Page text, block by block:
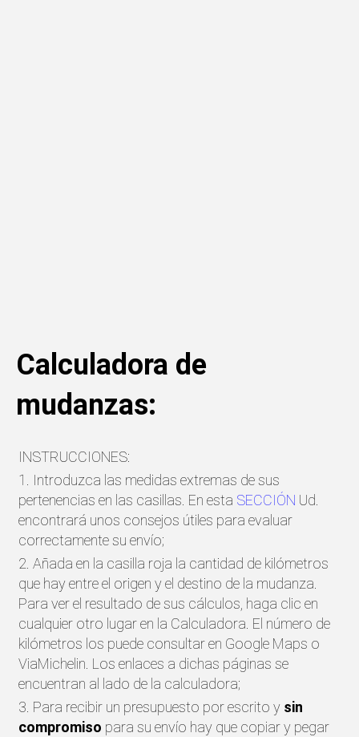
Calculadora de
mudanzas:
INSTRUCCIONES:
1. Introduzca las medidas extremas de sus
pertenencias en las casillas. En esta SECCIÓN Ud.
encontrará unos consejos útiles para evaluar
correctamente su envío;
2. Añada en la casilla roja la cantidad de kilómetros
que hay entre el origen y el destino de la mudanza.
Para ver el resultado de sus cálculos, haga clic en
cualquier otro lugar en la Calculadora. El número de
kilómetros los puede consultar en Google Maps o
ViaMichelin. Los enlaces a dichas páginas se
encuentran al lado de la calculadora;
3. Para recibir un presupuesto por escrito y sin
compromiso para su envío hay que copiar y pegar